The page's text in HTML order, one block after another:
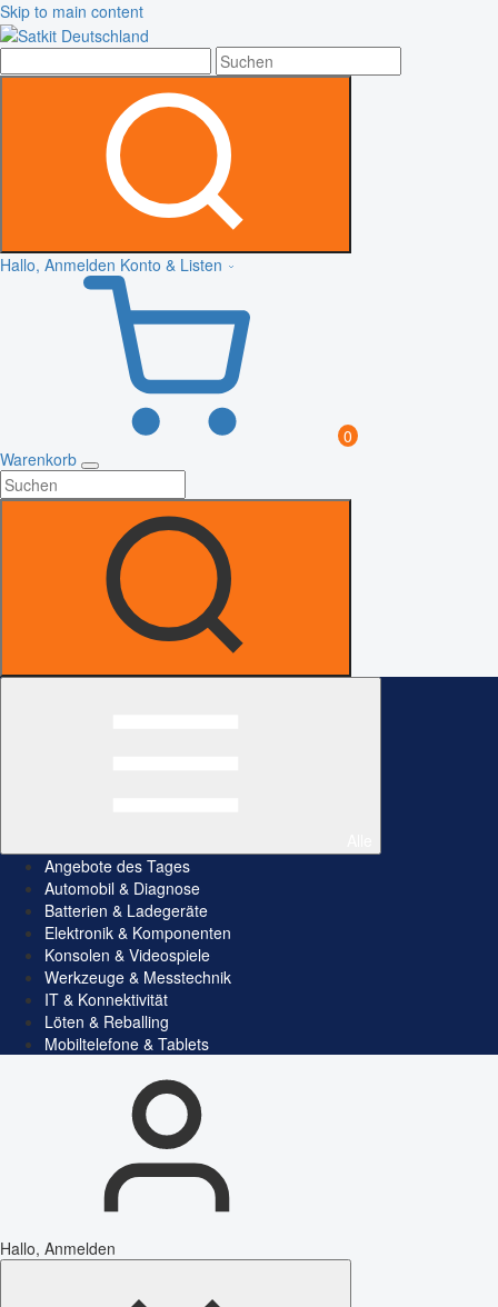
Skip to main content
Hallo, Anmelden Konto & Listen
0
Warenkorb
Angebote des Tages
Automobil & Diagnose
Batterien & Ladegeräte
Elektronik & Komponenten
Konsolen & Videospiele
Werkzeuge & Messtechnik
IT & Konnektivität
Löten & Reballing
Mobiltelefone & Tablets
Hallo, Anmelden